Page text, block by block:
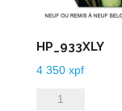
HP_933XLY
4 350 xpf
quantité